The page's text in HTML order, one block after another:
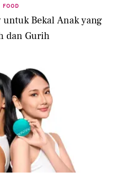
FOOD
untuk Bekal Anak yang
dan Gurih